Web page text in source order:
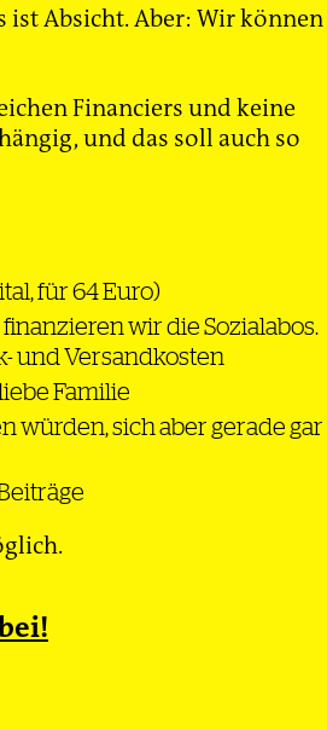
ist Absicht. Aber: Wir können
Financiers und keine
und das soll auch so
für 64 Euro)
wir die Sozialabos.
und Versandkosten
Familie
würden, sich aber gerade gar